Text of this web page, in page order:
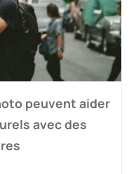
peuvent aider
avec des